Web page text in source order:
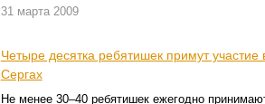
31 марта 2009
Четыре десятка ребятишек примут
Сергах
Не менее 30–40 ребятишек ежегодно